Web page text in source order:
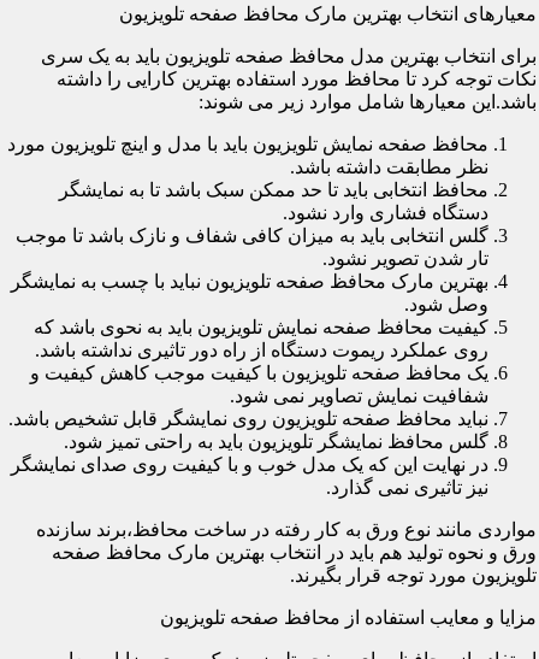
معیارهای انتخاب بهترین مارک محافظ صفحه تلویزیون
برای انتخاب بهترین مدل محافظ صفحه تلویزیون باید به یک سری
نکات توجه کرد تا محافظ مورد استفاده بهترین کارایی را داشته
باشد.این معیارها شامل موارد زیر می شوند:
محافظ صفحه نمایش تلویزیون باید با مدل و اینچ تلویزیون مورد
نظر مطابقت داشته باشد.
محافظ انتخابی باید تا حد ممکن سبک باشد تا به نمایشگر
دستگاه فشاری وارد نشود.
گلس انتخابی باید به میزان کافی شفاف و نازک باشد تا موجب
تار شدن تصویر نشود.
بهترین مارک محافظ صفحه تلویزیون نباید با چسب به نمایشگر
وصل شود.
کیفیت محافظ صفحه نمایش تلویزیون باید به نحوی باشد که
روی عملکرد ریموت دستگاه از راه دور تاثیری نداشته باشد.
یک محافظ صفحه تلویزیون با کیفیت موجب کاهش کیفیت و
شفافیت نمایش تصاویر نمی شود.
نباید محافظ صفحه تلویزیون روی نمایشگر قابل تشخیص باشد.
گلس محافظ نمایشگر تلویزیون باید به راحتی تمیز شود.
در نهایت این که یک مدل خوب و با کیفیت روی صدای نمایشگر
نیز تاثیری نمی گذارد.
مواردی مانند نوع ورق به کار رفته در ساخت محافظ،برند سازنده
ورق و نحوه تولید هم باید در انتخاب بهترین مارک محافظ صفحه
تلویزیون مورد توجه قرار بگیرند.
مزایا و معایب استفاده از محافظ صفحه تلویزیون